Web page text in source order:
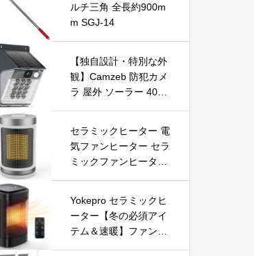
ルチ三角 全長約900m
m SGJ-14
【独自設計・特別な外
観】Camzeb 防犯カメ
ラ 屋外 ソーラー 400
電池式 Alexa 赤外線/カ
ラー暗視 双方向音声
音光警報 プッシュ通知
動体検知 クラウド/SD
カード録画 IP66防水
遠隔操作
セラミックヒーター 電
気ファンヒーター セラ
ミックファンヒーター
切替 1-12時間タイマー
設定可能 リモコン付
電気ヒーター 転倒自動
オフ 過熱保護 省エネ
Yokepro セラミックヒ
ーター【冬の必須アイ
テム＆速暖】ファンヒ